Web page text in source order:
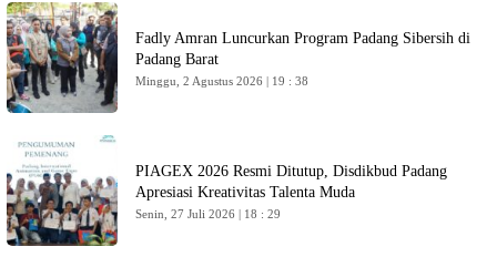
Fadly Amran Luncurkan Program Padang Sibersih di
Padang Barat
Minggu, 2 Agustus 2026 | 19 : 38
PIAGEX 2026 Resmi Ditutup, Disdikbud Padang
Apresiasi Kreativitas Talenta Muda
Senin, 27 Juli 2026 | 18 : 29